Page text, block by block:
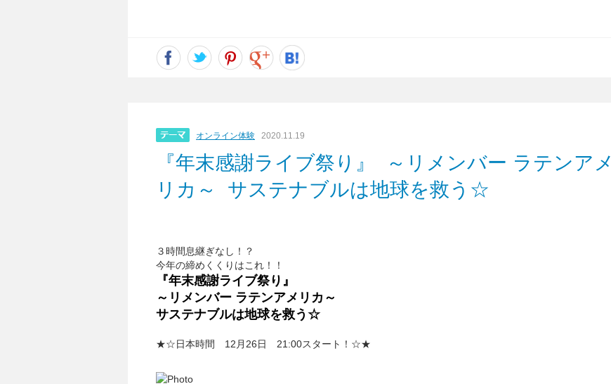
オンライン体験 2020.11.19
『年末感謝ライブ祭り』 ～リメンバー ラテンアメ
リカ～ サステナブルは地球を救う☆
３時間息継ぎなし！？
今年の締めくくりはこれ！！
『年末感謝ライブ祭り』
～リメンバー ラテンアメリカ～
サステナブルは地球を救う☆
★☆日本時間 12月26日 21:00スタート！☆★